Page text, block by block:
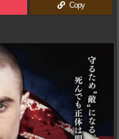
Copy